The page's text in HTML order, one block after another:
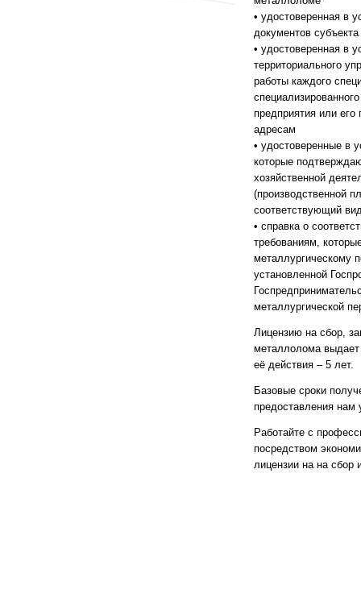
• удостоверенная в
документов
• удостоверенная в
территориального
работы каждого
предприятия или его
адресам
• удостоверенные в
которые
хозяйственной
(производственной
соответствующий
• справка о
требованиям,
металлургическому
установленной
металлургической
Лицензию на сбор,
металлолома
её действия – 5 лет.
Базовые сроки
предоставления нам
Работайте с
посредством
лицензии на на сбор